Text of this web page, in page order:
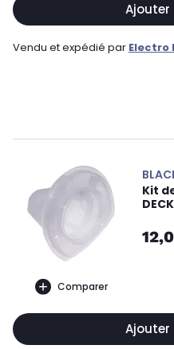
Ajouter
Vendu et expédié par Electro
Comparer
Kit
Ajouter